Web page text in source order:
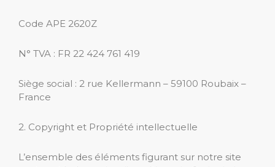
Code APE 2620Z
N° TVA : FR 22 424 761 419
Siège social : 2 rue Kellermann – 59100 Roubaix –
France
2. Copyright et Propriété intellectuelle
L’ensemble des éléments figurant sur notre site